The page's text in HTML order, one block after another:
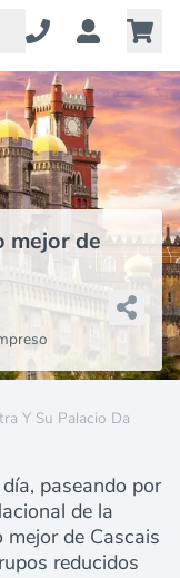
mejor de
Y Su Palacio Da
paseando por
de la
de Cascais
reducidos